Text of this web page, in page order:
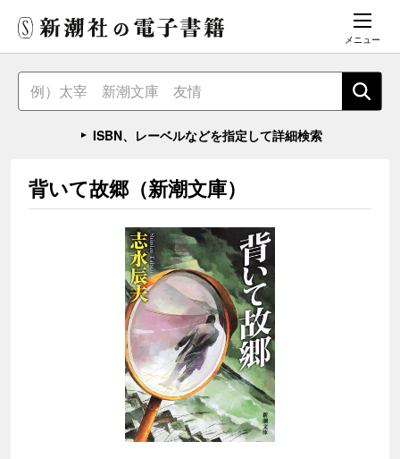
メニュー
ISBN、レーベルなどを指定して詳細検索
背いて故郷（新潮文庫）